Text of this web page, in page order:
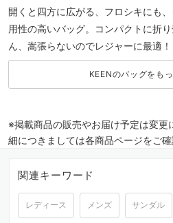
開くと四方に広がる、フロシキにも
用性の高いバッグ。コンパクトに折
ん、嵩張らないのでレジャーに最適！
KEENのバッグをも
※掲載商品の販売やお届け予定は変更
細につきましては各商品ページをご確
関連キーワード
レディース メンズ サンダル